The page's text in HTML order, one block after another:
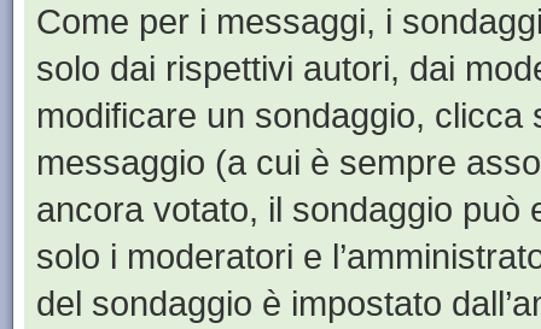
Come per i messaggi, i
solo dai rispettivi autori, dai
modificare un sondaggio,
messaggio (a cui è sempre
ancora votato, il sondaggio può
solo i moderatori e
del sondaggio è impostato